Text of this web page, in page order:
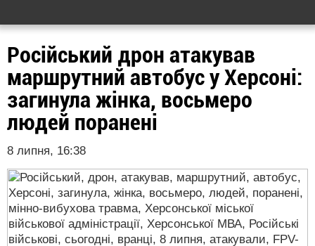
Російський дрон атакував
маршрутний автобус у Херсоні:
загинула жінка, восьмеро
людей поранені
8 липня, 16:38